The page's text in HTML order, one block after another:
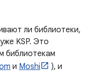
ли библиотеки,
KSP. Это
библиотекам
и Moshi
), и